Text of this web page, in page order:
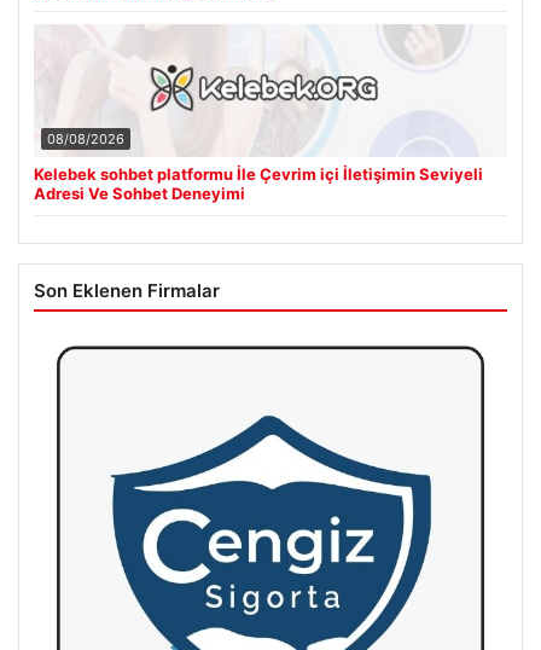
08/08/2026
Kelebek sohbet platformu İle Çevrim içi İletişimin Seviyeli
Adresi Ve Sohbet Deneyimi
Son Eklenen Firmalar